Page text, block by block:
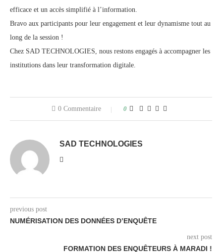
efficace et un accès simplifié à l’information.
Bravo aux participants pour leur engagement et leur dynamisme tout au
long de la session !
Chez SAD TECHNOLOGIES, nous restons engagés à accompagner les
institutions dans leur transformation digitale.
0 Commentaire 0
SAD TECHNOLOGIES
previous post
NUMÉRISATION DES DONNÉES D’ENQUÊTE
next post
FORMATION DES ENQUÊTEURS À MARADI !